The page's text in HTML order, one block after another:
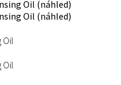
Oil
Oil